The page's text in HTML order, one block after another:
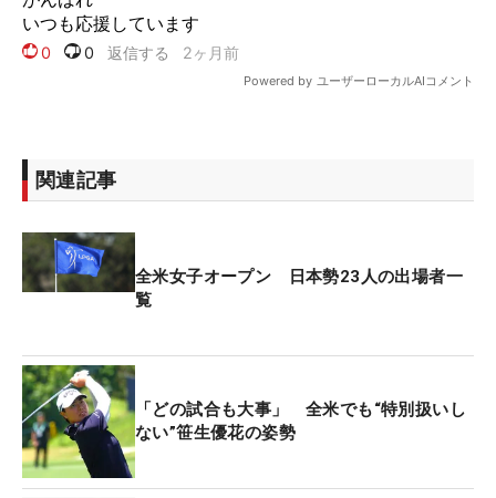
関連記事
全米女子オープン 日本勢23人の出場者一
覧
「どの試合も大事」 全米でも“特別扱いし
ない”笹生優花の姿勢